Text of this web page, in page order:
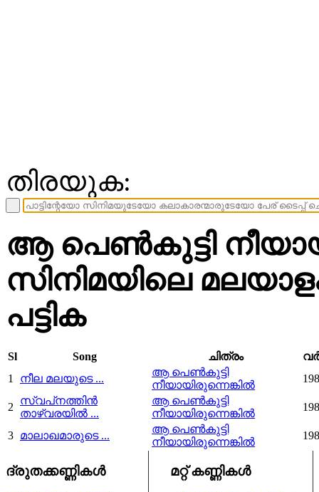
തിരയുക:
ആ പെണ്‍കുട്ടി
സിനിമയിലെ
പട്ടിക
Sl Song ചിത്രം
1
നീല മലയുടെ ...
ആ പെണ്‍കുട്ടി
നീയായിരുന്നെങ്കില്‍
2
സ്വപ്‌നത്തിന്‍
താഴ്‌വരയില്‍ ...
ആ പെണ്‍കുട്ടി
നീയായിരുന്നെങ്കില്‍
3 മാലാഖമാരുടെ ...
ആ പെണ്‍കുട്ടി
നീയായിരുന്നെങ്കില്‍
ദ്രുതക്കണ്ണികള്‍ മറ്റ് കണ്ണികള്‍